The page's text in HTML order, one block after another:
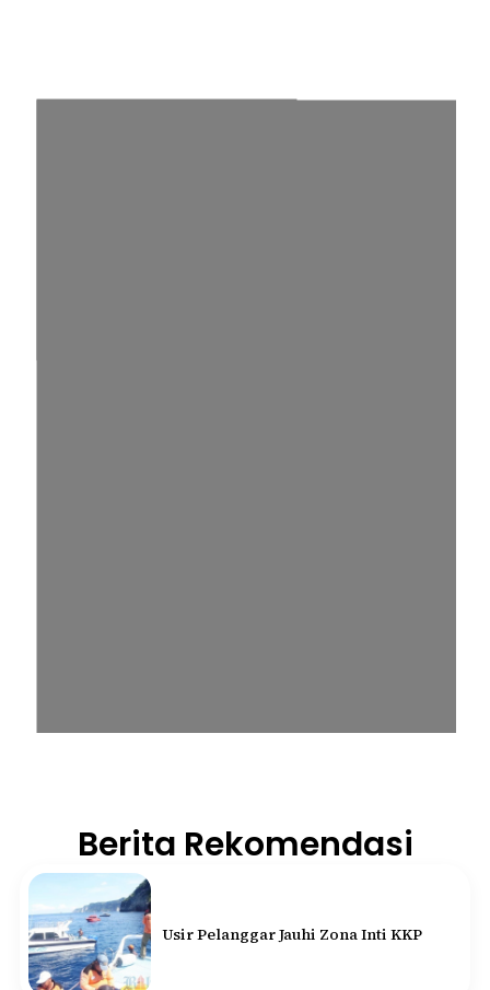
Berita Rekomendasi
Usir Pelanggar Jauhi Zona Inti KKP